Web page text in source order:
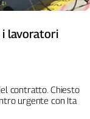
i lavoratori
contratto. Chiesto
urgente con Ita